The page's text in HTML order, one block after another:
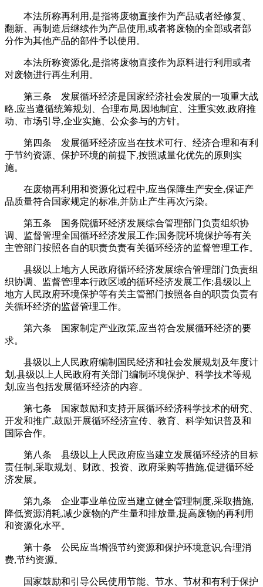
本法所称再利用,是指将废物直接作为产品或者经修复、
翻新、再制造后继续作为产品使用,或者将废物的全部或者部
分作为其他产品的部件予以使用。
本法所称资源化,是指将废物直接作为原料进行利用或者
对废物进行再生利用。
第三条 发展循环经济是国家经济社会发展的一项重大战
略,应当遵循统筹规划、合理布局,因地制宜、注重实效,政府推
动、市场引导,企业实施、公众参与的方针。
第四条 发展循环经济应当在技术可行、经济合理和有利
于节约资源、保护环境的前提下,按照减量化优先的原则实
施。
在废物再利用和资源化过程中,应当保障生产安全,保证产
品质量符合国家规定的标准,并防止产生再次污染。
第五条 国务院循环经济发展综合管理部门负责组织协
调、监督管理全国循环经济发展工作;国务院环境保护等有关
主管部门按照各自的职责负责有关循环经济的监督管理工作。
县级以上地方人民政府循环经济发展综合管理部门负责组
织协调、监督管理本行政区域的循环经济发展工作;县级以上
地方人民政府环境保护等有关主管部门按照各自的职责负责有
关循环经济的监督管理工作。
第六条 国家制定产业政策,应当符合发展循环经济的要
求。
县级以上人民政府编制国民经济和社会发展规划及年度计
划,县级以上人民政府有关部门编制环境保护、科学技术等规
划,应当包括发展循环经济的内容。
第七条 国家鼓励和支持开展循环经济科学技术的研究、
开发和推广,鼓励开展循环经济宣传、教育、科学知识普及和
国际合作。
第八条 县级以上人民政府应当建立发展循环经济的目标
责任制,采取规划、财政、投资、政府采购等措施,促进循环经
济发展。
第九条 企业事业单位应当建立健全管理制度,采取措施,
降低资源消耗,减少废物的产生量和排放量,提高废物的再利用
和资源化水平。
第十条 公民应当增强节约资源和保护环境意识,合理消
费,节约资源。
国家鼓励和引导公民使用节能、节水、节材和有利于保护